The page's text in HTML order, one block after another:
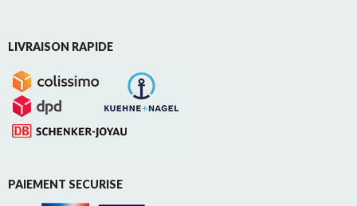
LIVRAISON RAPIDE
PAIEMENT SECURISE